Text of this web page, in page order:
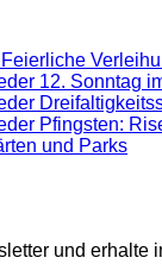
12. Sonntag
Pfingsten:
und Parks
und erhalte